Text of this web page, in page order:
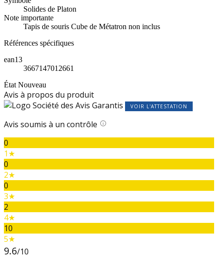
Solides de Platon
Note importante
Tapis de souris Cube de Métatron non inclus
Références spécifiques
ean13
3667147012661
État Nouveau
Avis à propos du produit
VOIR L'ATTESTATION
Avis soumis à un contrôle
0
1★
0
2★
0
3★
2
4★
10
5★
9.6/10